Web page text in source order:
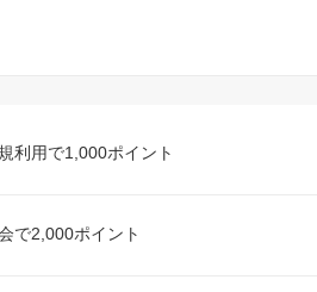
利用で1,000ポイント
で2,000ポイント